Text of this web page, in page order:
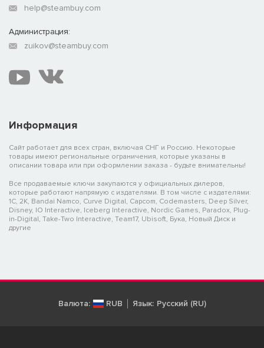
Информация
Сайт работает для всех стран, включая СНГ и Россию. Некоторые
товары имеют региональные ограничения, которые указаны в
описании товара или при оформлении заказа - будьте внимательны!
Все продаваемые ключи закупаются у официальных дилеров,
которые работают напрямую с издателями. В том числе с издателями:
1C, 2K, Bandai Namco, Curve Digital, Capcom, Codemasters, Deep Silver,
Disney, IO Interactive, Iceberg Interactive, Nordic Games, Paradox, Plug-
in-Digital, Take-Two Interactive, Team17, Ubisoft, Бука, Новый Диск и
другие
help@steambuy.com
Администрация:
zuikov@steambuy.com
Валюта: RUB Язык: Русский (RU)